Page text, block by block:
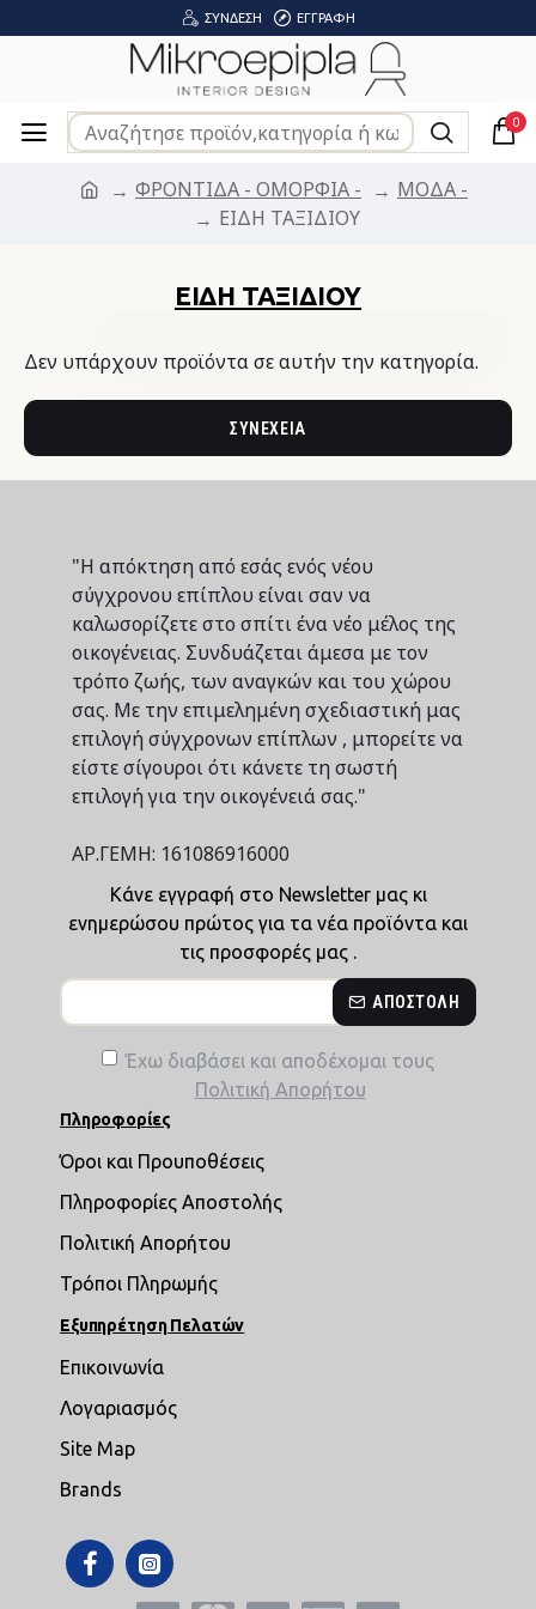
ΣΎΝΔΕΣΗ ΕΓΓΡΑΦΉ
0
ΦΡΟΝΤΙΔΑ - ΟΜΟΡΦΙΑ -
ΜΟΔΑ -
ΕΙΔΗ ΤΑΞΙΔΙΟΥ
ΕΙΔΗ ΤΑΞΙΔΙΟΥ
Δεν υπάρχουν προϊόντα σε αυτήν την κατηγορία.
ΣΥΝΈΧΕΙΑ
"Η απόκτηση από εσάς ενός νέου
σύγχρονου επίπλου είναι σαν να
καλωσορίζετε στο σπίτι ένα νέο μέλος της
οικογένειας. Συνδυάζεται άμεσα με τον
τρόπο ζωής, των αναγκών και του χώρου
σας. Με την επιμελημένη σχεδιαστική μας
επιλογή σύγχρονων επίπλων , μπορείτε να
είστε σίγουροι ότι κάνετε τη σωστή
επιλογή για την οικογένειά σας."
ΑΡ.ΓΕΜΗ: 161086916000
Κάνε εγγραφή στο Newsletter μας κι
ενημερώσου πρώτος για τα νέα προϊόντα και
τις προσφορές μας .
ΑΠΟΣΤΟΛΉ
Έχω διαβάσει και αποδέχομαι τους
Πολιτική Απορήτου
Πληροφορίες
Όροι και Προυποθέσεις
Πληροφορίες Αποστολής
Πολιτική Απορήτου
Τρόποι Πληρωμής
Εξυπηρέτηση Πελατών
Επικοινωνία
Λογαριασμός
Site Map
Brands